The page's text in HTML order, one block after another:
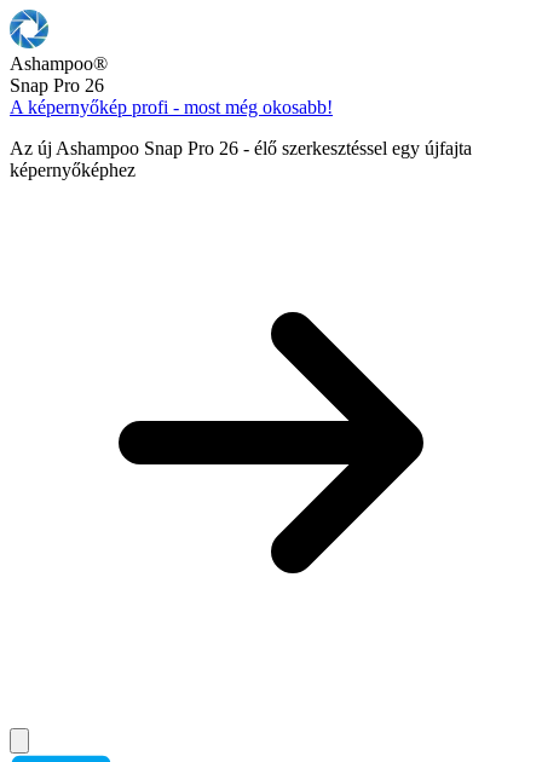
Ashampoo®
Snap Pro 26
A képernyőkép profi - most még okosabb!
Az új Ashampoo Snap Pro 26 - élő szerkesztéssel egy újfajta
képernyőképhez